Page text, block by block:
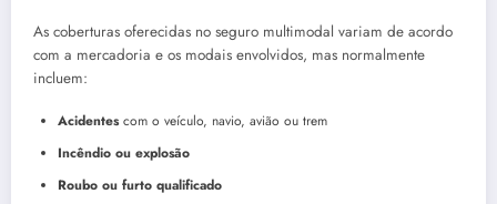
As coberturas oferecidas no seguro multimodal variam de acordo
com a mercadoria e os modais envolvidos, mas normalmente
incluem:
Acidentescom o veículo, navio, avião ou trem
Incêndio ou explosão
Roubo ou furto qualificado